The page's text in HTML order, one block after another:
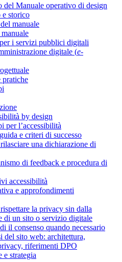
del Manuale operativo di design
e storico
manuale
i servizi pubblici digitali
digitale (e-
pratiche
by design
per l’accessibilità
e criteri di successo
una dichiarazione di
di feedback e procedura di
accessibilità
e approfondimenti
la privacy sin dalla
di un sito o servizio digitale
il consenso quando necessario
del sito web: architettura,
riferimenti DPO
e strategia